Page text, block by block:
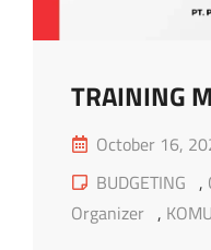
TRAINING
Posted
on
October 16,
Cat
Links
BUDGETING ,
Organizer ,